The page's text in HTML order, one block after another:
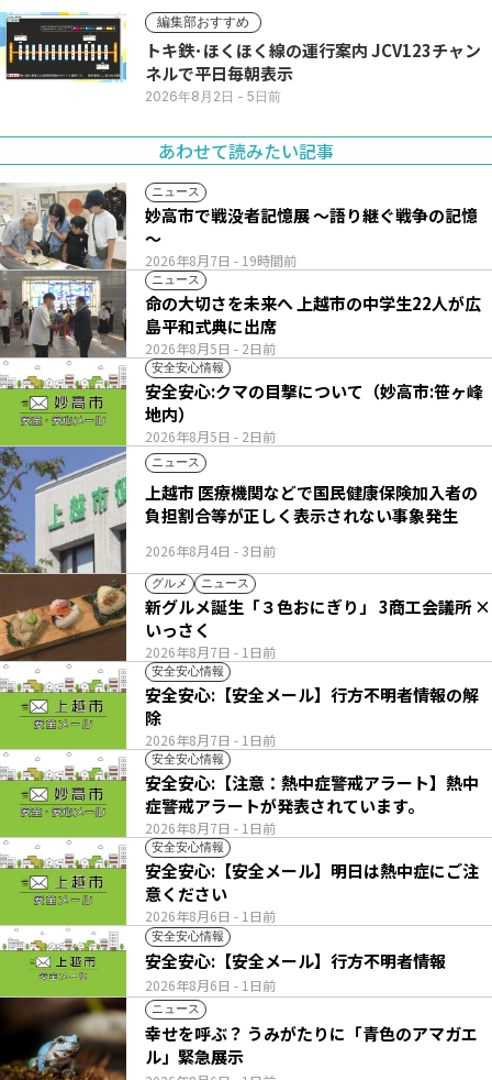
編集部おすすめ
トキ鉄･ほくほく線の運行案内 JCV123チャン
ネルで平日毎朝表示
2026年8月2日 - 5日前
あわせて読みたい記事
ニュース
2026年8月7日 - 19時間前
妙高市で戦没者記憶展 ～語り継ぐ戦争の記憶
～
ニュース
2026年8月5日 - 2日前
命の大切さを未来へ 上越市の中学生22人が広
島平和式典に出席
安全安心情報
2026年8月5日 - 2日前
安全安心:クマの目撃について（妙高市:笹ヶ峰
地内）
ニュース
2026年8月4日 - 3日前
上越市 医療機関などで国民健康保険加入者の
負担割合等が正しく表示されない事象発生
グルメ ニュース
2026年8月7日 - 1日前
新グルメ誕生「３色おにぎり」 3商工会議所 ×
いっさく
安全安心情報
2026年8月7日 - 1日前
安全安心:【安全メール】行方不明者情報の解
除
安全安心情報
2026年8月7日 - 1日前
安全安心:【注意：熱中症警戒アラート】熱中
症警戒アラートが発表されています。
安全安心情報
2026年8月6日 - 1日前
安全安心:【安全メール】明日は熱中症にご注
意ください
安全安心情報
2026年8月6日 - 1日前
安全安心:【安全メール】行方不明者情報
ニュース
幸せを呼ぶ？ うみがたりに「青色のアマガエ
ル」緊急展示